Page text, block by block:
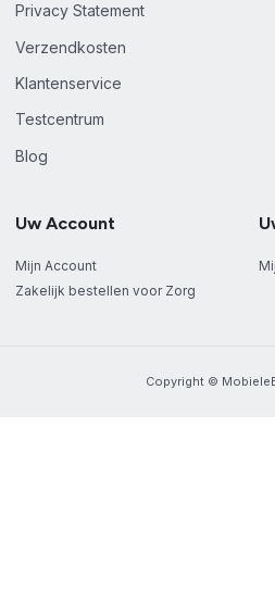
Privacy Statement
Verzendkosten
Klantenservice
Testcentrum
Blog
Uw Account
Mijn Account
Zakelijk bestellen voor Zorg
Copyright ©